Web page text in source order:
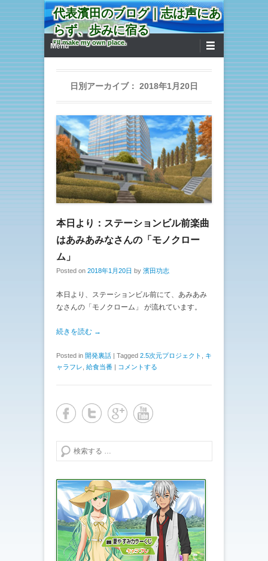
代表濱田のブログ｜志は声にあ
らず、歩みに宿る
I'll make my own place.
第1メニュー
コンテンツへ移動
Menu
日別アーカイブ： 2018年1月20日
本日より：ステーションビル前楽曲
はあみあみなさんの「モノクロー
ム」
Posted on 2018年1月20日 by 濱田功志
本日より、ステーションビル前にて、あみあみ
なさんの「モノクローム」 が流れています。
続きを読む →
Posted in 開発裏話 | Tagged 2.5次元プロジェクト
キ
ャラフレ 給食当番 | コメントする
検索する